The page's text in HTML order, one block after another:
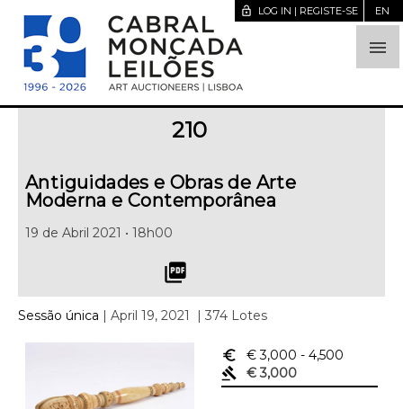

lock_open LOG IN | REGISTE-SE EN
210
Antiguidades e Obras de Arte
Moderna e Contemporânea
19 de Abril 2021 • 18h00
picture_as_pdf
Sessão única | April 19, 2021 | 374 Lotes
euro_symbol € 3,000 - 4,500
gavel
€ 3,000